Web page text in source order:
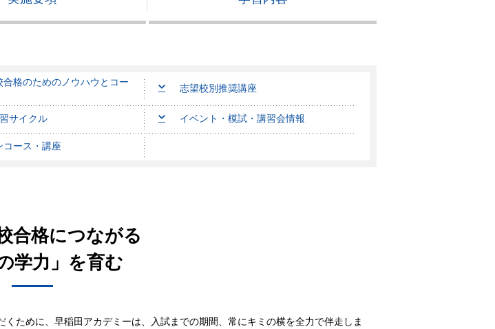
合格のためのノウハウとコー
志望校別推奨講座
サイクル イベント・模試・講習会情報
コース・講座
合格につながる
学力」を育む
ために、早稲田アカデミーは、入試までの期間、常にキミの横を全力で伴走しま